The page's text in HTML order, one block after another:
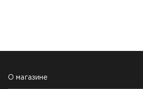
О магазине